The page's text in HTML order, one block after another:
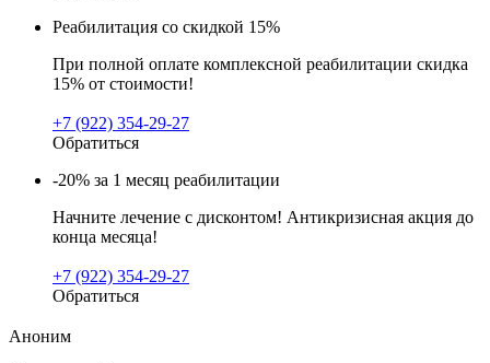
Реабилитация со скидкой 15%
При полной оплате комплексной реабилитации скидка
15% от стоимости!
+7 (922) 354-29-27
Обратиться
-20% за 1 месяц реабилитации
Начните лечение с дисконтом! Антикризисная акция до
конца месяца!
+7 (922) 354-29-27
Обратиться
Аноним